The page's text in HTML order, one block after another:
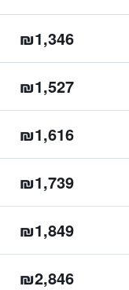
₪1,346
₪1,527
₪1,616
₪1,739
₪1,849
₪2,846